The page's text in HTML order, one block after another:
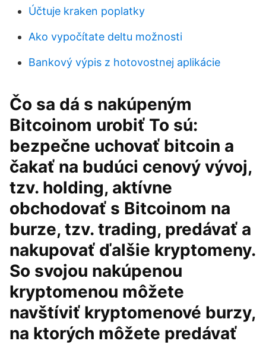
Účtuje kraken poplatky
Ako vypočítate deltu možnosti
Bankový výpis z hotovostnej aplikácie
Čo sa dá s nakúpeným
Bitcoinom urobiť To sú:
bezpečne uchovať bitcoin a
čakať na budúci cenový vývoj,
tzv. holding, aktívne
obchodovať s Bitcoinom na
burze, tzv. trading, predávať a
nakupovať ďalšie kryptomeny.
So svojou nakúpenou
kryptomenou môžete
navštíviť kryptomenové burzy,
na ktorých môžete predávať